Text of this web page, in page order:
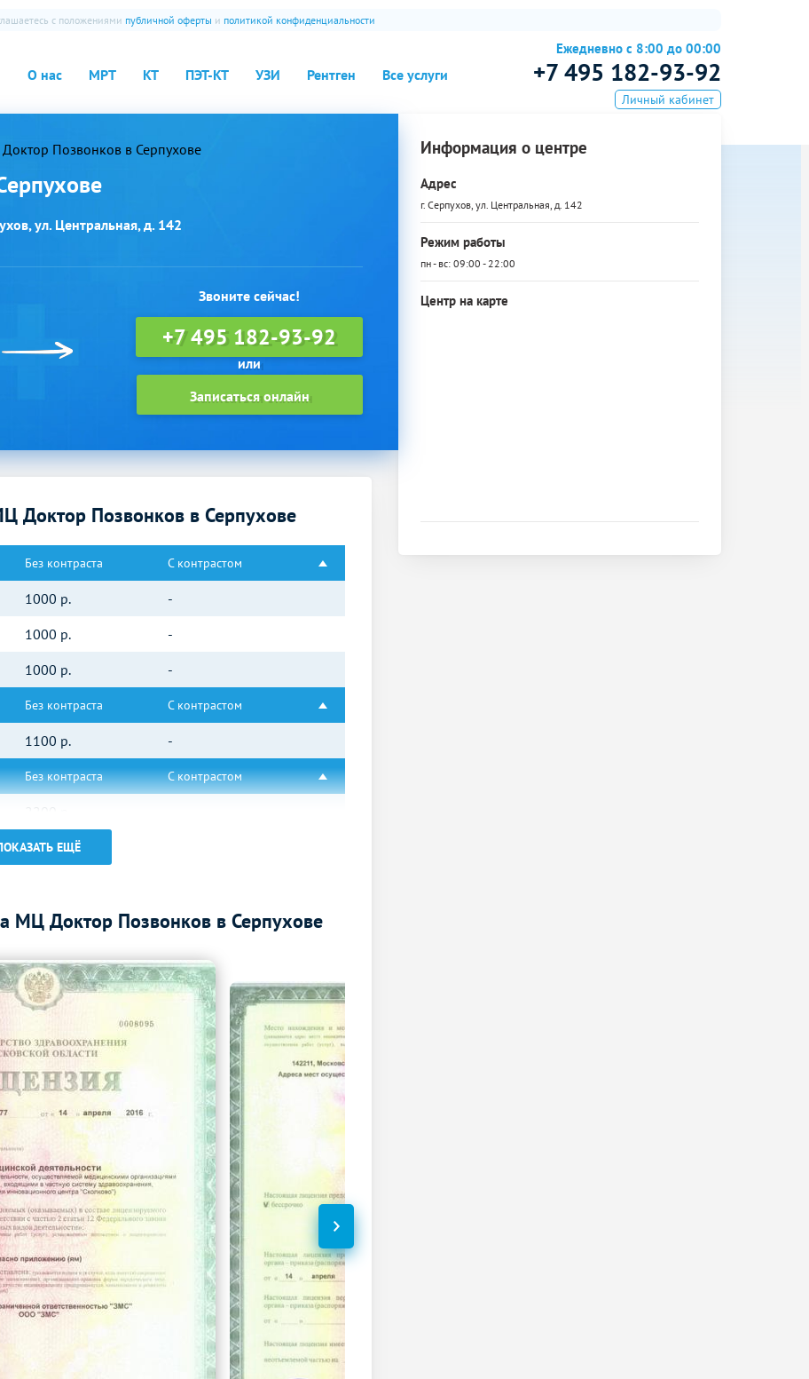
О нас МРТ КТ ПЭТ-КТ УЗИ Рентген Все услуги
с положениями публичной оферты и политикой конфиденциальности
Ежедневно с 8:00 до 00:00
+7 495 182-93-92
Личный кабинет
Позвонков в Серпухове
ул. Центральная, д. 142
Звоните сейчас!
+7 495 182-93-92
Записаться онлайн
Информация о центре
Адрес
г. Серпухов, ул. Центральная, д. 142
Режим работы
пн - вс: 09:00 - 22:00
Центр на карте
Доктор Позвонков в Серпухове
Без контраста С контрастом
1000 р.
-
1000 р.
-
1000 р. -
Без контраста С контрастом
1100 р. -
Без контраста С контрастом
1300 р.
1000 р.
1000р.
-
1000р.
600р.
2200р.
Без контраста С контрастом
Без контраста С контрастом
2000р.
Без контраста С контрастом
1000р.
ЕЩЁ
МЦ Доктор Позвонков в Серпухове